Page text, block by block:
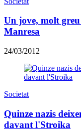
Un jove, molt greu
Manresa
24/03/2012
Societat
Quinze nazis
davant l'Stroika